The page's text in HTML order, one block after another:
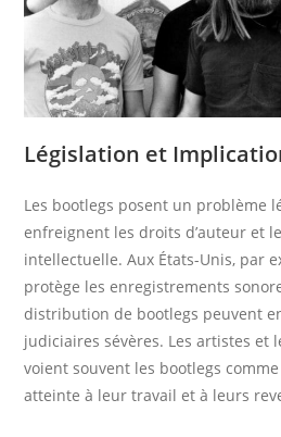
Législation et
Les bootlegs posent un problème
enfreignent les droits d’auteur et
intellectuelle. Aux États-Unis, par
protège les enregistrements
distribution de bootlegs peuvent
judiciaires sévères. Les artistes et
voient souvent les bootlegs
atteinte à leur travail et à leurs